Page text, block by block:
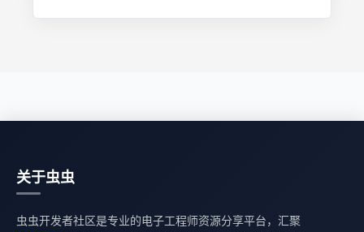
关于虫虫
虫虫开发者社区是专业的电子工程师资源分享平台，汇聚